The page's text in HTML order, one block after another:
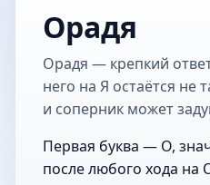
Орадя
Орадя — крепкий
него на Я остаётся не
и соперник может
Первая буква — О,
после любого хода на